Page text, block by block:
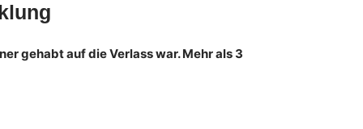
gehabt auf die Verlass war. Mehr als 3